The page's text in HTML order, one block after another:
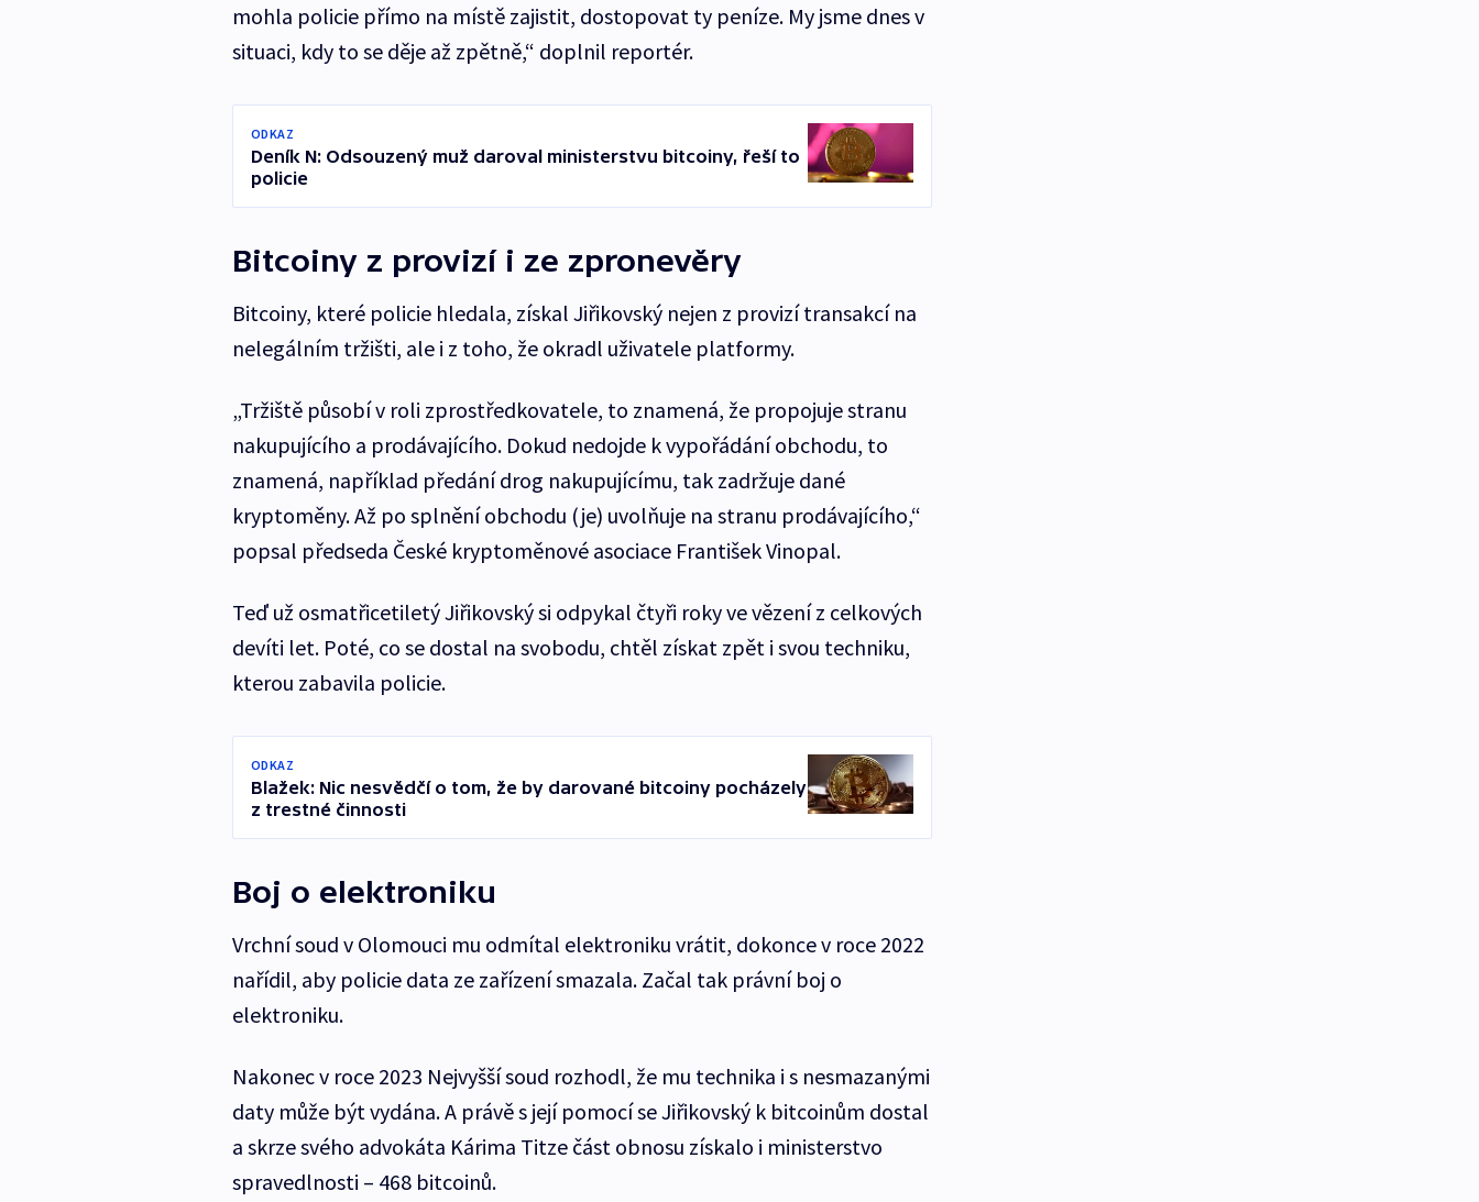
mohla policie přímo na místě zajistit, dostopovat ty peníze. My jsme dnes v
situaci, kdy to se děje až zpětně,“ doplnil reportér.
ODKAZ
Deník N: Odsouzený muž daroval ministerstvu bitcoiny, řeší to
policie
Bitcoiny z provizí i ze zpronevěry
Bitcoiny, které policie hledala, získal Jiřikovský nejen z provizí transakcí na
nelegálním tržišti, ale i z toho, že okradl uživatele platformy.
„Tržiště působí v roli zprostředkovatele, to znamená, že propojuje stranu
nakupujícího a prodávajícího. Dokud nedojde k vypořádání obchodu, to
znamená, například předání drog nakupujícímu, tak zadržuje dané
kryptoměny. Až po splnění obchodu (je) uvolňuje na stranu prodávajícího,“
popsal předseda České kryptoměnové asociace František Vinopal.
Teď už osmatřicetiletý Jiřikovský si odpykal čtyři roky ve vězení z celkových
devíti let. Poté, co se dostal na svobodu, chtěl získat zpět i svou techniku,
kterou zabavila policie.
ODKAZ
Blažek: Nic nesvědčí o tom, že by darované bitcoiny pocházely
z trestné činnosti
Boj o elektroniku
Vrchní soud v Olomouci mu odmítal elektroniku vrátit, dokonce v roce 2022
nařídil, aby policie data ze zařízení smazala. Začal tak právní boj o
elektroniku.
Nakonec v roce 2023 Nejvyšší soud rozhodl, že mu technika i s nesmazanými
daty může být vydána. A právě s její pomocí se Jiřikovský k bitcoinům dostal
a skrze svého advokáta Kárima Titze část obnosu získalo i ministerstvo
spravedlnosti – 468 bitcoinů.